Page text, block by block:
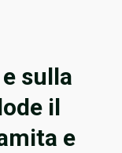
sulla
il
e